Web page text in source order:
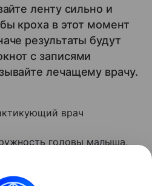
ленту сильно и
кроха в этот момент
результаты будут
с записями
лечащему врачу.
врач
головы малыша,
рекомендуется делать